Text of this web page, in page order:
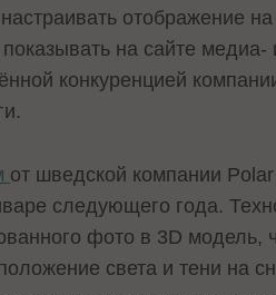
отображение
на сайте медиа-
конкуренцией
от шведской компании
следующего года.
фото в 3D модель,
света и тени на